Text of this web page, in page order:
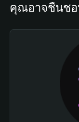
คุณอาจชื่นชอ